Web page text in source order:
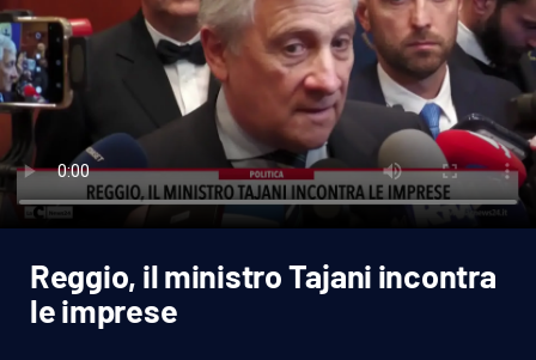
Cronaca
Politica
Attualità
Economia e lavoro
Italia Mondo
Sanità
Reggio, il ministro Tajani incontra
le imprese